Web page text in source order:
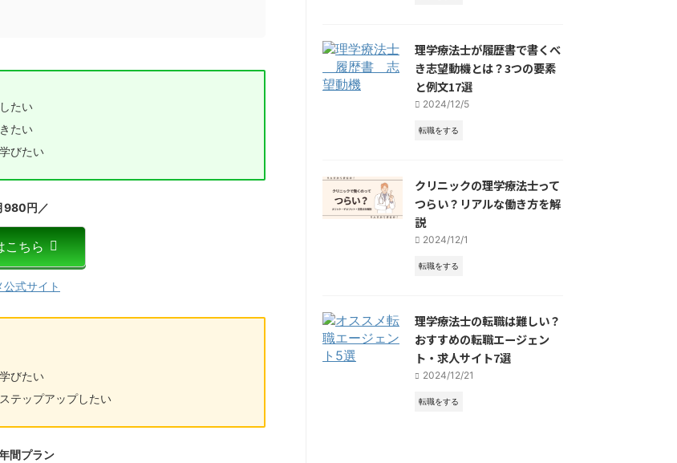
たい
たい
びたい
980円／
こちら
公式サイト
びたい
テップアップしたい
間プラン
理学療法士が履歴書で書くべ
き志望動機とは？3つの要素
と例文17選
2024/12/5
転職をする
クリニックの理学療法士って
つらい？リアルな働き方を解
説
2024/12/1
転職をする
理学療法士の転職は難しい？
おすすめの転職エージェン
ト・求人サイト7選
2024/12/21
転職をする